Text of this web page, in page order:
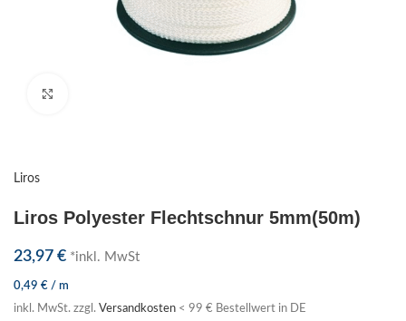
Liros
Liros Polyester Flechtschnur 5mm(50m)
23,97 € *inkl. MwSt
0,49 € / m
inkl. MwSt. zzgl. Versandkosten < 99 € Bestellwert in DE